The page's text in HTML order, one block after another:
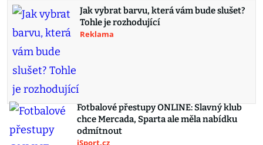
Jak vybrat barvu, která vám bude slušet?
Tohle je rozhodující
Reklama
Fotbalové přestupy ONLINE: Slavný klub
chce Mercada, Sparta ale měla nabídku
odmítnout
iSport.cz